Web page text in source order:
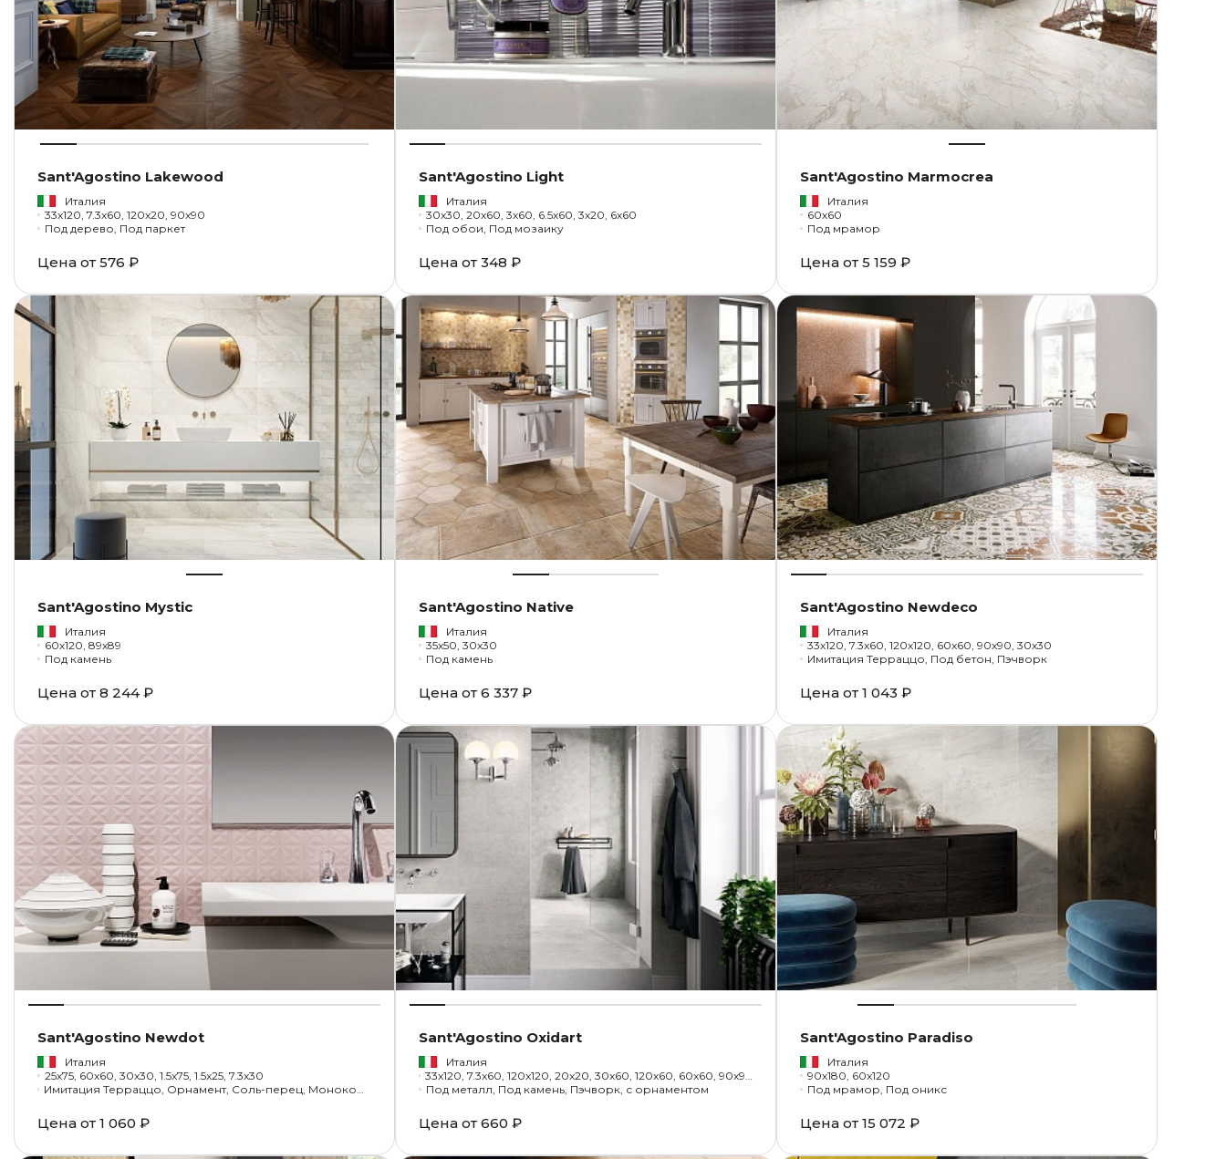
Sant'Agostino Lakewood
Италия
33x120, 7.3x60, 120x20, 90x90
Под дерево, Под паркет
Цена от 576 ₽
Sant'Agostino Light
Италия
30x30, 20x60, 3x60, 6.5x60, 3x20, 6x60
Под обои, Под мозаику
Цена от 348 ₽
Sant'Agostino Marmocrea
Италия
60x60
Под мрамор
Цена от 5 159 ₽
Sant'Agostino Mystic
Италия
60x120, 89x89
Под камень
Цена от 8 244 ₽
Sant'Agostino Native
Италия
35x50, 30x30
Под камень
Цена от 6 337 ₽
Sant'Agostino Newdeco
Италия
33x120, 7.3x60, 120x120, 60x60, 90x90, 30x30
Имитация Терраццо, Под бетон, Пэчворк
Цена от 1 043 ₽
Sant'Agostino Newdot
Италия
25x75, 60x60, 30x30, 1.5x75, 1.5x25, 7.3x30
Имитация Терраццо, Орнамент, Соль-перец, Моноколор, Под камень, Геометрия
Цена от 1 060 ₽
Sant'Agostino Oxidart
Италия
33x120, 7.3x60, 120x120, 20x20, 30x60, 120x60, 60x60, 90x90, 30x120, 27x32.5, 30x30, 22.5x45, 1.3x20
Под металл, Под камень, Пэчворк, с орнаментом
Цена от 660 ₽
Sant'Agostino Paradiso
Италия
90x180, 60x120
Под мрамор, Под оникс
Цена от 15 072 ₽